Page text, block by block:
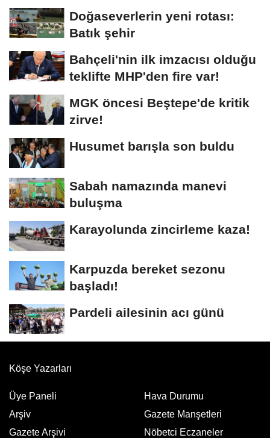
Doğaseverlerin yeni rotası:
Batık şehir
Bahçeli'nin ilk imzacısı olduğu
teklifte MHP'den fire var!
MGK öncesi Beştepe'de kritik
zirve!
Husumet barışla son buldu
Sabah namazında manevi
buluşma
Karayolunda zincirleme kaza!
Karpuzda bereket sezonu
başladı!
Pardeli ailesinin acı günü
Köşe Yazarları
Üye Paneli
Arşiv
Gazete Arşivi
Hava Durumu
Gazete Manşetleri
Nöbetci Eczaneler